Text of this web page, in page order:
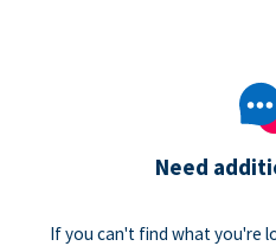
Need
If you can't find what you're